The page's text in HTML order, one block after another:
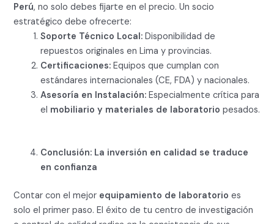
Perú, no solo debes fijarte en el precio. Un socio
estratégico debe ofrecerte:
Soporte Técnico Local: Disponibilidad de
repuestos originales en Lima y provincias.
Certificaciones: Equipos que cumplan con
estándares internacionales (CE, FDA) y nacionales.
Asesoría en Instalación: Especialmente crítica para
el mobiliario y materiales de laboratorio pesados.
Conclusión: La inversión en calidad se traduce
en confianza
Contar con el mejor equipamiento de laboratorio es
solo el primer paso. El éxito de tu centro de investigación